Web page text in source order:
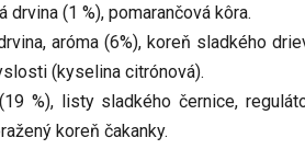
(1 %), pomarančová kôra.
aróma (6%), koreň sladkého
(kyselina citrónová).
%), listy sladkého černice,
koreň čakanky.